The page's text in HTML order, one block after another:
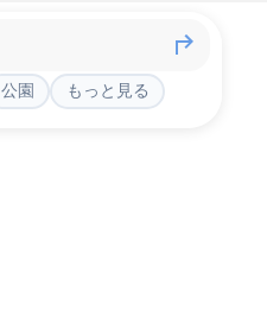
公園 もっと見る